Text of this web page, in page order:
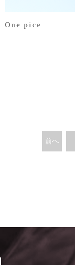
One pice
前へ